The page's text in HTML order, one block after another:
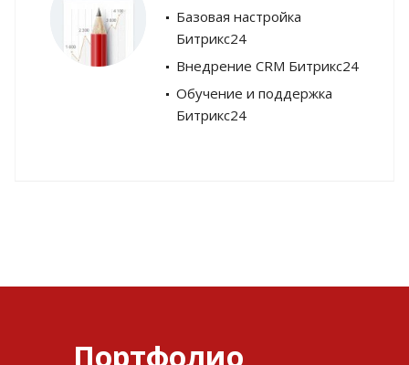
Базовая настройка
Битрикс24
Внедрение CRM Битрикс24
Обучение и поддержка
Битрикс24
Портфолио